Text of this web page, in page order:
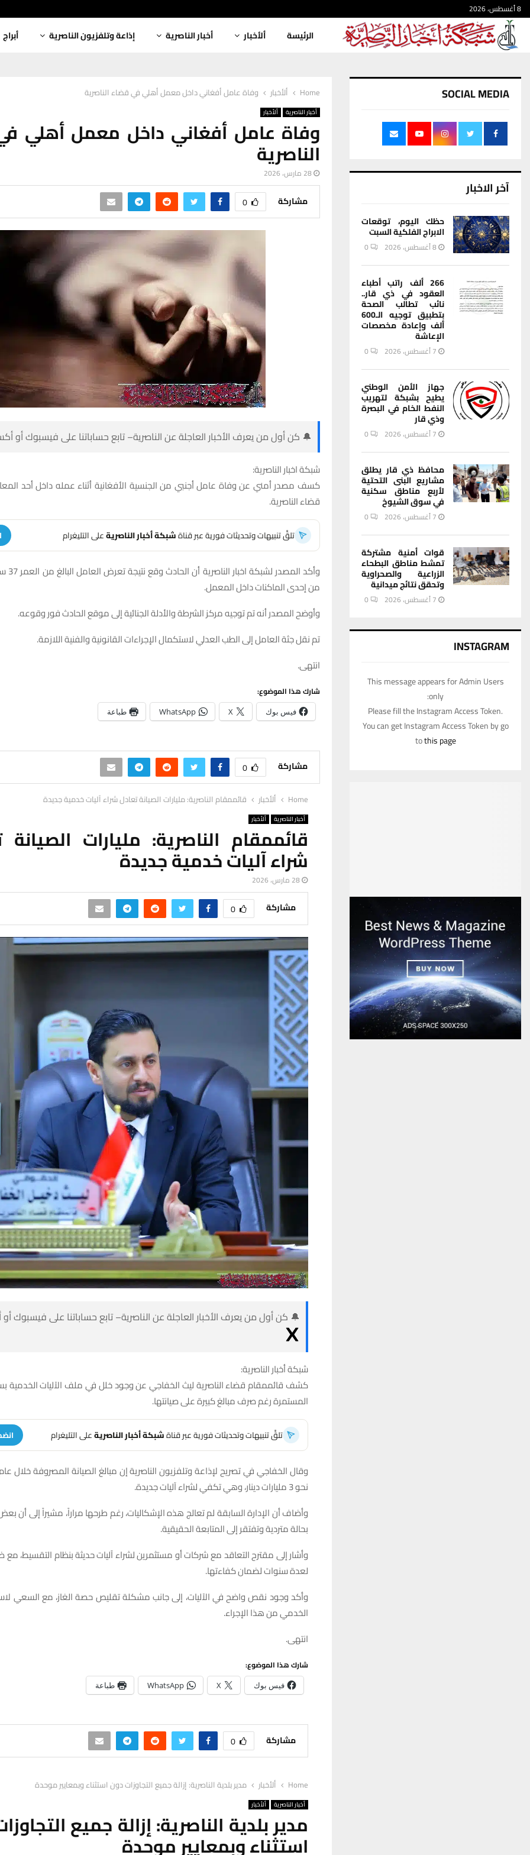
8 أغسطس، 2026
الرئيسة ألأخبار أخبار الناصرية إذاعة وتلفزيون الناصرية أبراج
Home ألأخبار وفاة عامل أفغاني داخل معمل أهلي في قضاء الناصرية
أخبار الناصرية ألأخبار
وفاة عامل أفغاني داخل معمل أهلي
الناصرية
28 مارس، 2026
مشاركة 0
🔔 كن أول من يعرف الأخبار العاجلة عن الناصرية– تابع حساباتنا على فيسبوك أو
شبكة اخبار الناصرية:
كسف مصدر أمني عن وفاة عامل أجنبي من الجنسية الأفغانية أثناء عمله داخل أحد
قضاء الناصرية.
تلقَّ تنبيهات وتحديثات فورية عبر قناةشبكة أخبار الناصريةعلى التليغرام
وأكد
من إحدى الماكنات داخل المعمل.
وأوضح المصدر أنه تم توجيه مركز الشرطة والأدلة الجنائية إلى موقع الحادث فور وقوعه.
تم نقل جثة العامل إلى الطب العدلي لاستكمال الإجراءات القانونية والفنية اللازمة.
انتهى.
شارك هذا الموضوع:
فيس بوك X
WhatsApp طباعة
مشاركة 0
Home ألأخبار قائممقام الناصرية: مليارات الصيانة تعادل شراء آليات خدمية جديدة
أخبار الناصرية ألأخبار
قائممقام الناصرية: مليارات الصيانة
شراء آليات خدمية جديدة
28 مارس، 2026
مشاركة 0
🔔 كن أول من يعرف الأخبار العاجلة عن الناصرية– تابع حساباتنا على فيسبوك
شبكة أخبار الناصرية:
كشف قائممقام قضاء الناصرية ليث الخفاجي عن وجود خلل في ملف الآليات الخدمية
المستمرة رغم صرف مبالغ كبيرة على صيانتها.
تلقَّ تنبيهات وتحديثات فورية عبر قناةشبكة أخبار الناصريةعلى التليغرام
نحو 3 مليارات دينار، وهي تكفي لشراء آليات جديدة.
وأضاف أن الإدارة السابقة لم تعالج هذه الإشكاليات، رغم طرحها مراراً، مشيراً إلى أن بعض
بحالة متردية وتفتقر إلى المتابعة الحقيقية.
وأشار إلى مقترح التعاقد مع شركات أو مستثمرين لشراء آليات حديثة بنظام التقسيط، مع
لعدة سنوات لضمان كفاءتها.
وأكد وجود نقص واضح في الآليات، إلى جانب مشكلة تقليص حصة الغاز، مع السعي
الخدمي من هذا الإجراء.
انتهى.
شارك هذا الموضوع:
فيس بوك X
WhatsApp طباعة
مشاركة 0
Home ألأخبار مدير بلدية الناصرية: إزالة جميع التجاوزات دون استثناء وبمعايير موحدة
أخبار الناصرية ألأخبار
مدير بلدية الناصرية: إزالة جميع
استثناء وبمعايير موحدة
SOCIAL MEDIA
آخر الاخبار
حظك اليوم، توقعات
الابراج الفلكية السبت
8 أغسطس، 2026 0
266 ألف راتب أطباء
العقود في ذي قار..
نائب تطالب الصحة
بتطبيق توجيه الـ600
ألف وإعادة مخصصات
الإعاشة
7 أغسطس، 2026 0
جهاز الأمن الوطني
يطيح بشبكة لتهريب
النفط الخام في البصرة
وذي قار
7 أغسطس، 2026 0
محافظ ذي قار يطلق
مشاريع البنى التحتية
لأربع مناطق سكنية
في سوق الشيوخ
7 أغسطس، 2026 0
قوات أمنية مشتركة
تمشط مناطق البطحاء
الزراعية والصحراوية
وتحقق نتائج ميدانية
7 أغسطس، 2026 0
INSTAGRAM
This message appears for Admin Users
only:
Please fill the Instagram Access Token.
You can get Instagram Access Token by go
tothis page